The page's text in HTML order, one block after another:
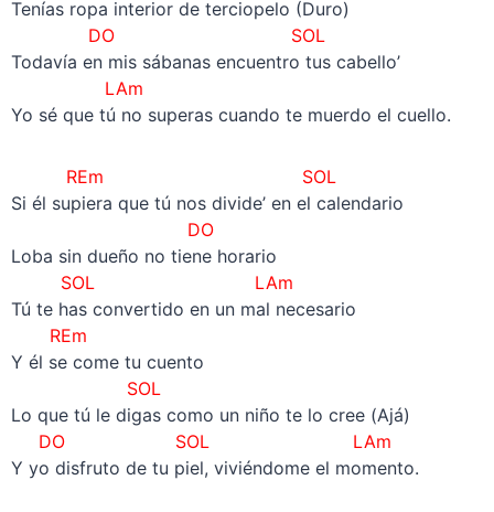
Tenías ropa interior de terciopelo (Duro)
DO
SOL
Todavía en mis sábanas encuentro tus cabello’
LAm
Yo sé que tú no superas cuando te muerdo el cuello.
REm SOL
Si él supiera que tú nos divide’ en el calendario
DO
Loba sin dueño no tiene horario
SOL
LAm
Tú te has convertido en un mal necesario
REm
Y él se come tu cuento
SOL
Lo que tú le digas como un niño te lo cree (Ajá)
DO
SOL
LAm
Y yo disfruto de tu piel, viviéndome el momento.